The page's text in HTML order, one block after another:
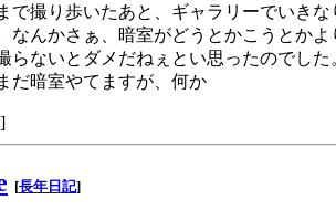
で撮り歩いたあと、ギャラリーでいきな
なんかさぁ、暗室がどうとかこうとかよ
らないとダメだねぇとい思ったのでした
だ暗室やてますが、何か
]
[長年日記]